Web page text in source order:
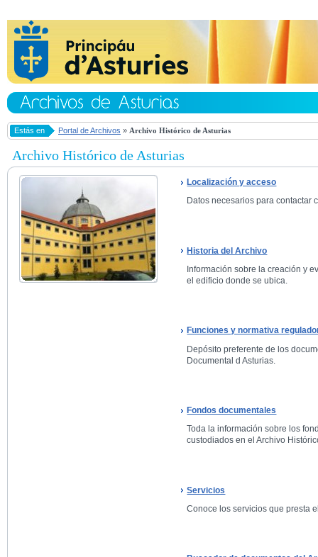
Estás en Portal de Archivos » Archivo Histórico de Asturias
Archivo Histórico de Asturias
Localización y acceso
Datos necesarios para contactar
Historia del Archivo
Información sobre la creación y
el edificio donde se ubica.
Funciones y normativa
Depósito preferente de los
Documental d Asturias.
Fondos documentales
Toda la información sobre los
custodiados en el Archivo
Servicios
Conoce los servicios que presta